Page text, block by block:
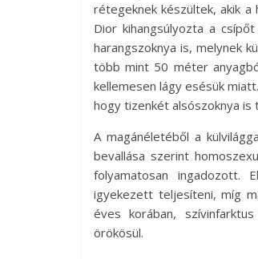
rétegeknek készültek, akik a
Dior kihangsúlyozta a
harangszoknya is, melynek
több mint 50 méter
kellemesen lágy esésük
hogy tizenkét alsószoknya
A magánéletéből a
bevallása szerint
folyamatosan ingadozott.
igyekezett teljesíteni, míg
éves korában,
örökösül.